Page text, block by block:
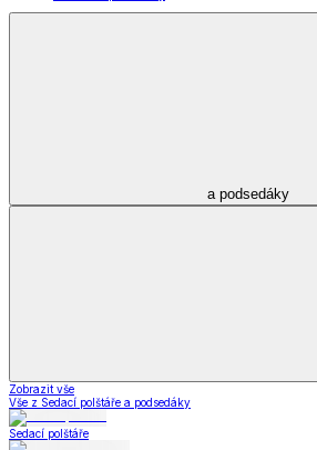
a podsedáky
Zobrazit vše
Vše z Sedací polštáře a podsedáky
Sedací polštáře